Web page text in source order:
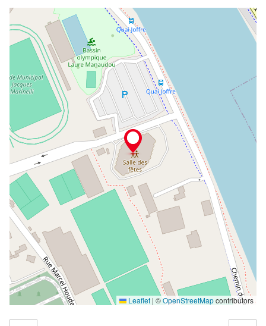
Leaflet | ©OpenStreetMapcontributors